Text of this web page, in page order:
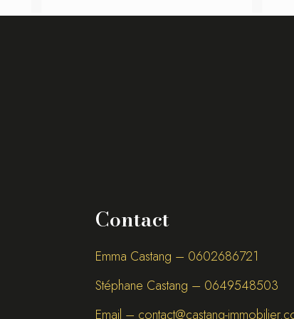
Contact
Emma Castang – 0602686721
Stéphane Castang – 0649548503
Email – contact@castang-